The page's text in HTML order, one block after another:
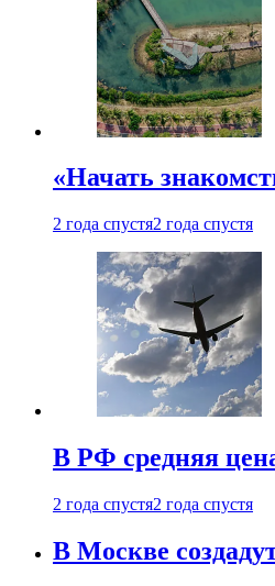
«Начать
2 года спустя2 года спустя
В РФ средняя
2 года спустя2 года спустя
В Москве